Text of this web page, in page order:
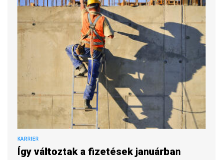
KARRIER
Így változtak a fizetések januárban